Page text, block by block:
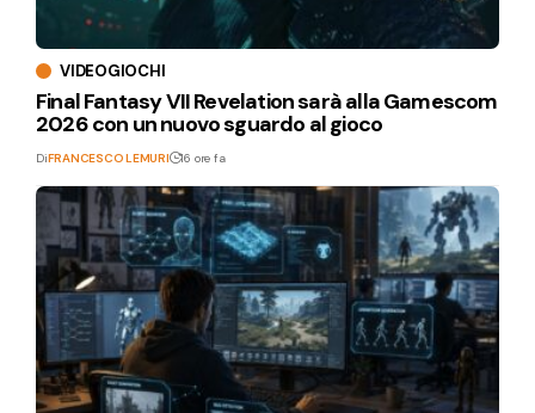
VIDEOGIOCHI
Final Fantasy VII Revelation sarà alla Gamescom
2026 con un nuovo sguardo al gioco
DiFRANCESCO LEMURI 16 ore fa